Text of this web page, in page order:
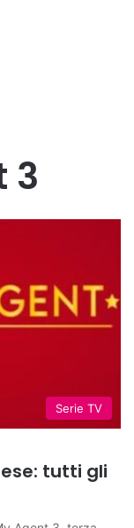
3
Serie TV
tutti gli